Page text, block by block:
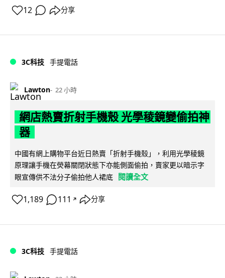
12 分享
3C科技 手提電話
Lawton 22 小時
網店熱賣折射手機殼 光學稜鏡變偷拍神
器
中國有網上購物平台近日熱賣「折射手機殼」，利用光學稜鏡
原理讓手機在熒幕關閉狀態下亦能側面偷拍，賣家更以暗示字
眼宣傳供不法分子偷拍他人裙底
閱讀全文
1,189 111 ↗ 分享
3C科技 手提電話